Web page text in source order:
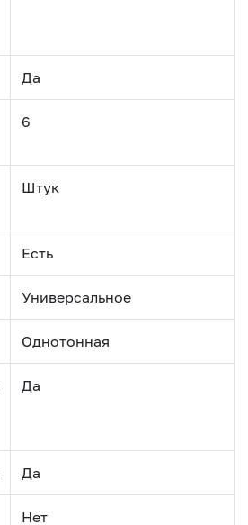
Да
6
Штук
Есть
Универсальное
Однотонная
Да
Да
Нет